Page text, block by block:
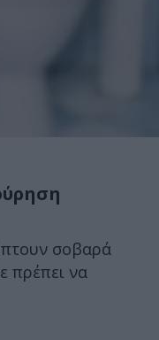
σοβαρά
πρέπει να